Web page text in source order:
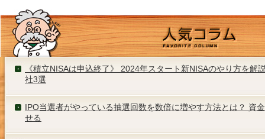
《積立NISAは申込終了》 2024年スタート新NISAのやり方を解
社3選
IPO当選者がやっている抽選回数を数倍に増やす方法とは？ 資
せる